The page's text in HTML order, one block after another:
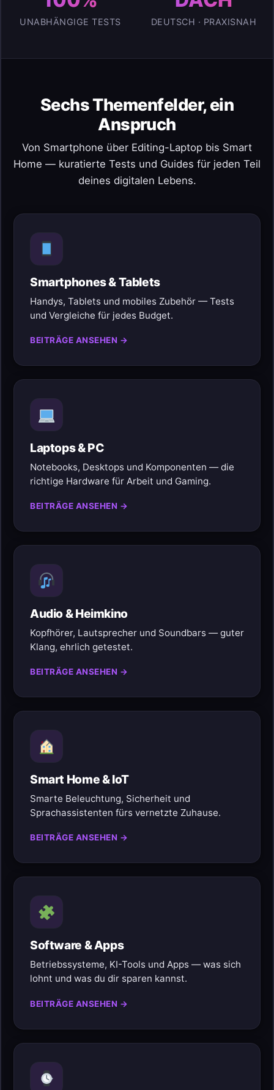
UNABHÄNGIGE TESTS DEUTSCH · PRAXISNAH
Sechs Themenfelder, ein
Anspruch
Von Smartphone über Editing-Laptop bis Smart
Home — kuratierte Tests und Guides für jeden Teil
deines digitalen Lebens.
Smartphones & Tablets
Handys, Tablets und mobiles Zubehör — Tests
und Vergleiche für jedes Budget.
BEITRÄGE ANSEHEN →
Laptops & PC
Notebooks, Desktops und Komponenten — die
richtige Hardware für Arbeit und Gaming.
BEITRÄGE ANSEHEN →
Audio & Heimkino
Kopfhörer, Lautsprecher und Soundbars — guter
Klang, ehrlich getestet.
BEITRÄGE ANSEHEN →
Smart Home & IoT
Smarte Beleuchtung, Sicherheit und
Sprachassistenten fürs vernetzte Zuhause.
BEITRÄGE ANSEHEN →
Software & Apps
Betriebssysteme, KI-Tools und Apps — was sich
lohnt und was du dir sparen kannst.
BEITRÄGE ANSEHEN →